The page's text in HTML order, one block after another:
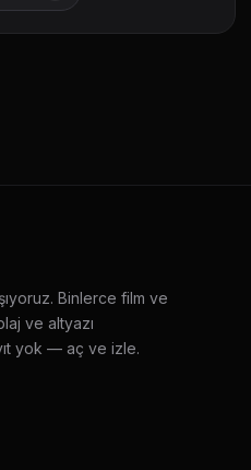
Binlerce film ve
ve altyazı
yok — aç ve izle.